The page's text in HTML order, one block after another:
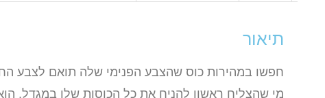
תיאור
חפשו במהירות כוס שהצבע הפנימי שלה תואם לצבע
מי שהצליח ראשון להניח את כל הכוסות שלו במגדל,